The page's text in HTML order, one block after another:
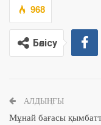
968
Бөлісу
АЛДЫҢҒЫ
Мұнай бағасы